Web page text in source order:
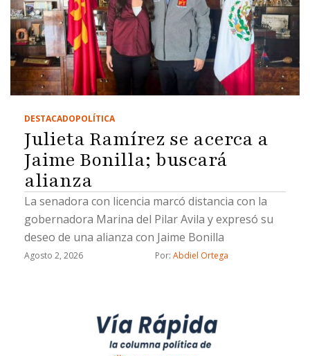
DESTACADOPOLÍTICA
Julieta Ramírez se acerca a
Jaime Bonilla; buscará
alianza
La senadora con licencia marcó distancia con la
gobernadora Marina del Pilar Avila y expresó su
deseo de una alianza con Jaime Bonilla
Agosto 2, 2026 Por: Abdiel Ortega